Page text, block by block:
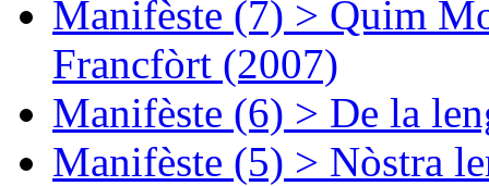
Manifèste (7) > Quim
Francfòrt (2007)
Manifèste (6) > De la
Manifèste (5) > Nòstra